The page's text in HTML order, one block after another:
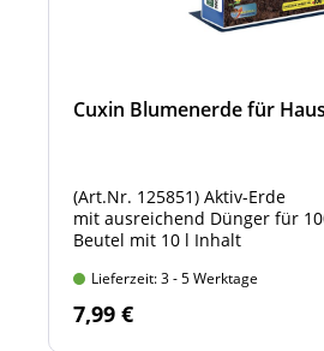
Cuxin Blumenerde für
(Art.Nr. 125851) Aktiv-Erde
mit ausreichend Dünger für
Beutel mit 10 l Inhalt
Lieferzeit: 3 - 5 Werktage
7,99 €